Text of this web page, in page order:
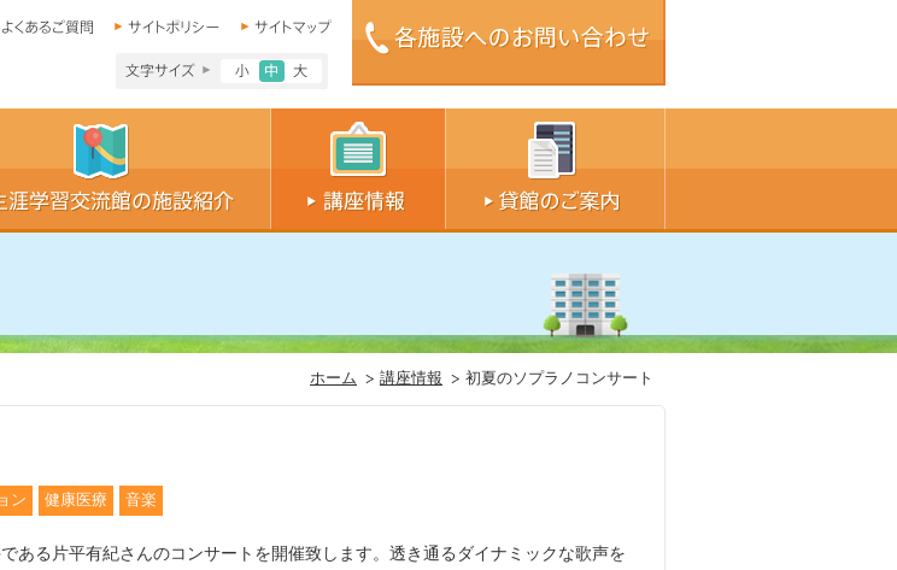
文字サイズ小
文字サイズ中
ホーム 講座情報 初夏のソプラノコンサート
ン 健康医療 音楽
ある片平有紀さんのコンサートを開催致します。透き通るダイナミックな歌声を